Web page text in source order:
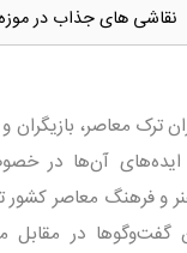
نقاشی های جذاب در
ترک معاصر، بازیگران
آن‌ها در
و فرهنگ معاصر کشور
گفت‌وگوها در